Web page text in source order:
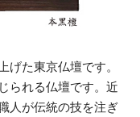
た東京仏壇です。
られる仏壇です。近
人が伝統の技を注ぎ